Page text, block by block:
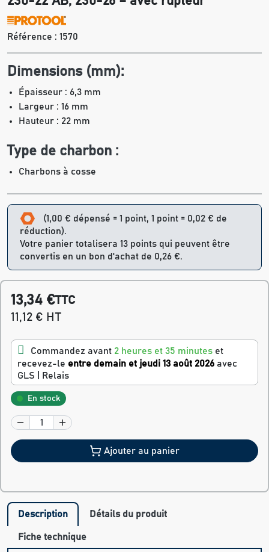
Référence : 1570
Dimensions (mm):
Épaisseur : 6,3 mm
Largeur : 16 mm
Hauteur : 22 mm
Type de charbon :
Charbons à cosse
(1,00 € dépensé = 1 point, 1 point = 0,02 € de
réduction).
Votre panier totalisera 13 points qui peuvent être
convertis en un bon d'achat de 0,26 €.
13,34 €TTC
11,12 € HT
Commandez avant 2 heures et 35 minutes et
recevez-le entre demain et jeudi 13 août 2026 avec
GLS | Relais
En stock
Ajouter au panier
Description Détails du produit
Fiche technique